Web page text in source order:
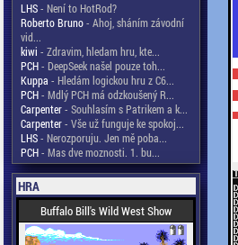
LHS- Není to HotRod?
Roberto Bruno- Ahoj, sháním závodní
vid...
kiwi - Zdravim, hledam hru, kte...
PCH- DeepSeek našel pouze toh...
Kuppa - Hledám logickou hru z C6...
PCH- Mdlý PCH má odzkoušený R...
Carpenter- Souhlasím s Patrikem a k...
Carpenter- Vše už funguje ke spokoj...
LHS- Nerozporuju. Jen mě poba...
PCH- Mas dve moznosti. 1. bu...
HRA
Buffalo Bill's Wild West Show